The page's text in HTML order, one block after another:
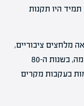
היו תקנות
מלחצים ציבוריים,
חלו שינויים משמעותיים בתקנות. לדוגמה, בשנות ה-80
בעקבות מקרים